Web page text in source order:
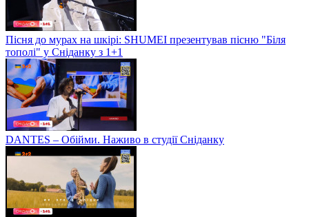
Пісня до мурах на шкірі: SHUMEI презентував пісню "Біля
тополі" у Сніданку з 1+1
DANTES – Обійми. Наживо в студії Сніданку